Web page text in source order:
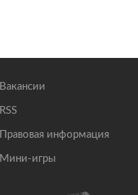
Вакансии
RSS
Правовая информация
Мини-игры